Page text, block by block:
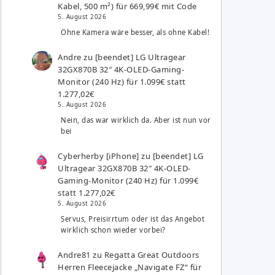
Kabel, 500 m²) für 669,99€ mit Code
5. August 2026
Ohne Kamera wäre besser, als ohne Kabel!
Andre zu [beendet] LG Ultragear
32GX870B 32″ 4K-OLED-Gaming-
Monitor (240 Hz) für 1.099€ statt
1.277,02€
5. August 2026
Nein, das war wirklich da. Aber ist nun vor
bei
Cyberherby [iPhone] zu [beendet] LG
Ultragear 32GX870B 32″ 4K-OLED-
Gaming-Monitor (240 Hz) für 1.099€
statt 1.277,02€
5. August 2026
Servus, Preisirrtum oder ist das Angebot
wirklich schon wieder vorbei?
Andre81 zu Regatta Great Outdoors
Herren Fleecejacke „Navigate FZ“ für